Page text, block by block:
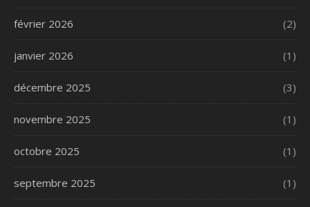
février 2026 (2)
janvier 2026 (1)
décembre 2025 (3)
novembre 2025 (1)
octobre 2025 (1)
septembre 2025 (1)